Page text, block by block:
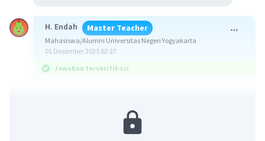
H. Endah Master Teacher
Mahasiswa/Alumni Universitas Negeri Yogyakarta
01 Desember 2023 02:27
Jawaban terverifikasi